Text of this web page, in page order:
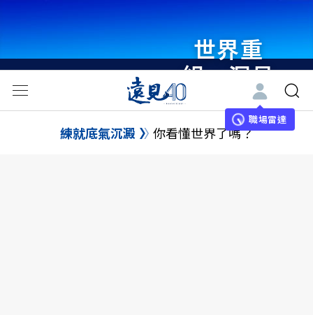
世界重
組・洞見
未來 與
世界領袖
職場雷達
練就底氣沉澱 你看懂世界了嗎？